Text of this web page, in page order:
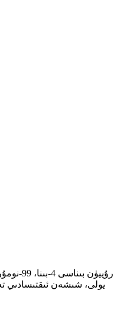
رۇييۈن
يولى، شىشەن ئىقتىسادىي